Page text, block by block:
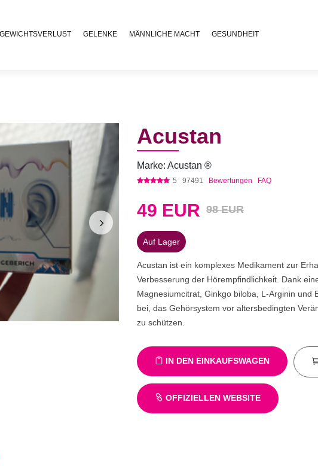
GEWICHTSVERLUST GELENKE MÄNNLICHE MACHT GESUNDHEIT
Acustan
Marke: Acustan ®
5 97491 Bewertungen FAQ
49 EUR 98 EUR
Auf Lager
Acustan ist ein komplexes Medikament zur
Verbesserung der Hörempfindlichkeit. Dank
Magnesiumcitrat, Ginkgo biloba, L-Arginin und
bei, das Gehörsystem vor altersbedingten
zu schützen.
IN DEN EINKAUFSWAGEN
OFFIZIELLEN WEBSITE